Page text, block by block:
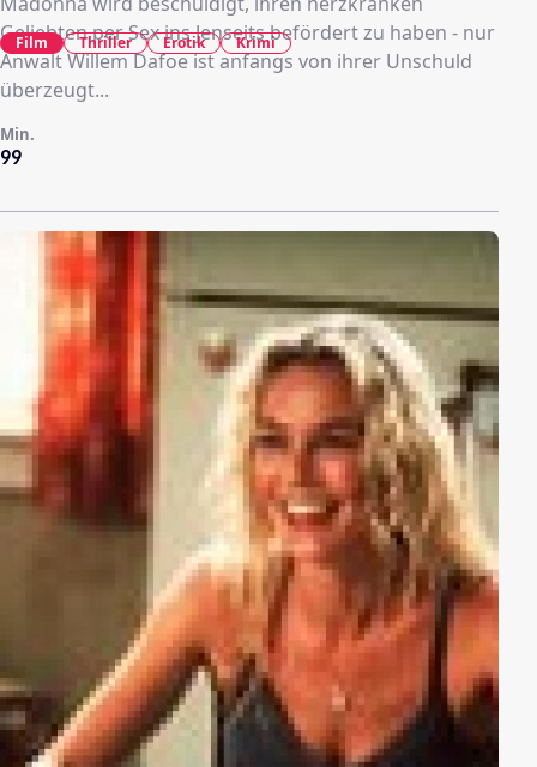
Geliebten per Sex ins Jenseits befördert zu haben - nur
Anwalt Willem Dafoe ist anfangs von ihrer Unschuld
überzeugt...
99
Min.
Film Thriller Erotik Krimi